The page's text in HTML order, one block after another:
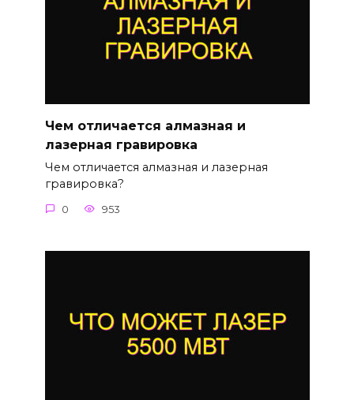
Чем отличается алмазная и
лазерная гравировка
Чем отличается алмазная и лазерная
гравировка?
0 953